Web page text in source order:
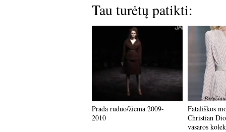
Tau turėtų patikti:
Prada ruduo/žiema 2009-
2010
Fatališkos
Christian
vasaros